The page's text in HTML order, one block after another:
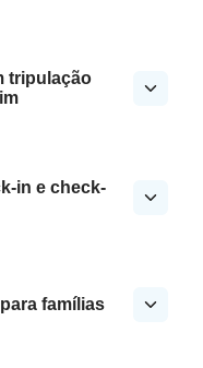
tripulação
in e check-
famílias